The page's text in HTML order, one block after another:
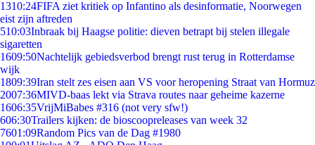
1310:24FIFA ziet kritiek op Infantino als desinformatie, Noorwegen
eist zijn aftreden
510:03Inbraak bij Haagse politie: dieven betrapt bij stelen illegale
sigaretten
1609:50Nachtelijk gebiedsverbod brengt rust terug in Rotterdamse
wijk
1809:39Iran stelt zes eisen aan VS voor heropening Straat van Hormuz
2007:36MIVD-baas lekt via Strava routes naar geheime kazerne
1606:35VrijMiBabes #316 (not very sfw!)
606:30Trailers kijken: de bioscoopreleases van week 32
7601:09Random Pics van de Dag #1980